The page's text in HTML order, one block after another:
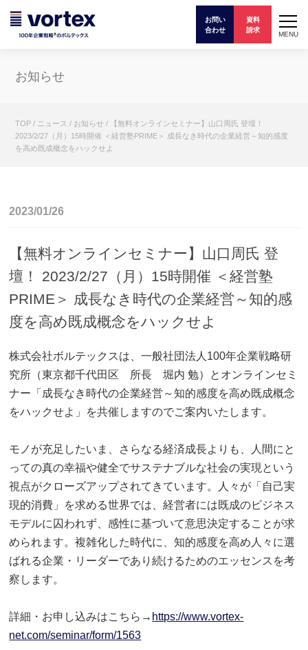
お問い
合わせ
資料
請求
MENU
お知らせ
TOP / ニュース / お知らせ /
【無料オンラインセミナー】山口周氏 登壇！
2023/2/27（月）15時開催 ＜経営塾PRIME＞ 成長なき時代の企業経営～知的感度
を高め既成概念をハックせよ
2023/01/26
【無料オンラインセミナー】山口周氏 登
壇！ 2023/2/27（月）15時開催 ＜経営塾
PRIME＞ 成長なき時代の企業経営～知的感
度を高め既成概念をハックせよ
株式会社ボルテックスは、一般社団法人100年企業戦略研
究所（東京都千代田区 所長 堀内 勉）とオンラインセミ
ナー「成長なき時代の企業経営～知的感度を高め既成概念
をハックせよ」を共催しますのでご案内いたします。
モノが充足したいま、さらなる経済成長よりも、人間にと
っての真の幸福や健全でサステナブルな社会の実現という
視点がクローズアップされてきています。人々が「自己実
現的消費」を求める世界では、経営者には既成のビジネス
モデルに囚われず、感性に基づいて意思決定することが求
められます。複雑化した時代に、知的感度を高め人々に選
ばれる企業・リーダーであり続けるためのエッセンスを考
察します。
詳細・お申し込みはこちら→ https://www.vortex-
net.com/seminar/form/1563